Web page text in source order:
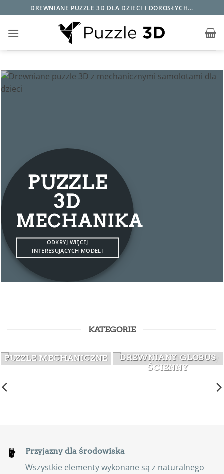
do
zawartości
DREWNIANE PUZZLE 3D DLA DZIECI I DOROSŁYCH...
PUZZLE
3D
MECHANIKA
ODKRYJ WIĘCEJ
INTERESUJĄCYCH MODELI
KATEGORIE
PUZZLE MECHANICZNE
DREWNIANY GLOBUS
ŚCIENNY
Przyjazny dla środowiska
Wszystkie elementy wykonane są z naturalnego